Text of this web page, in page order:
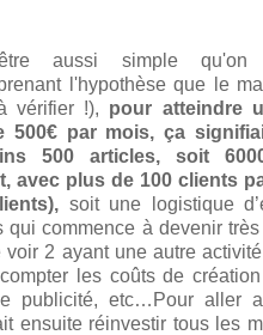
aussi simple qu'on
l'hypothèse que le
vérifier !), pour atteindre
500€ par mois, ça
500 articles, soit
avec plus de 100 clients
soit une logistique
qui commence à devenir
voir 2 ayant une autre
les coûts de
publicité, etc…Pour aller
ensuite réinvestir tous les